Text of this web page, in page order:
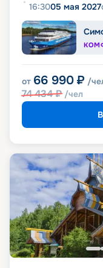
16:3005 мая 2027
от 66 990 ₽ /
74 434₽ /чел